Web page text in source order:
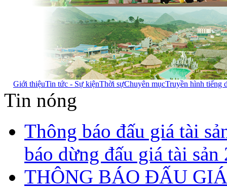
Giới thiệuTin tức - Sự kiệnThời sựChuyên mụcTruyền hình tiếng
Tin nóng
Thông báo đấu giá tài
báo dừng đấu giá tài
THÔNG BÁO ĐẤU